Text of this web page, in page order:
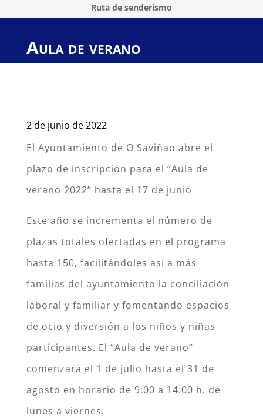
Ruta de senderismo
Aula de verano
2 de junio de 2022
El Ayuntamiento de O Saviñao abre el
plazo de inscripción para el “Aula de
verano 2022” hasta el 17 de junio
Este año se incrementa el número de
plazas totales ofertadas en el programa
hasta 150, facilitándoles así a más
familias del ayuntamiento la conciliación
laboral y familiar y fomentando espacios
de ocio y diversión a los niños y niñas
participantes. El “Aula de verano”
comenzará el 1 de julio hasta el 31 de
agosto en horario de 9:00 a 14:00 h. de
lunes a viernes.